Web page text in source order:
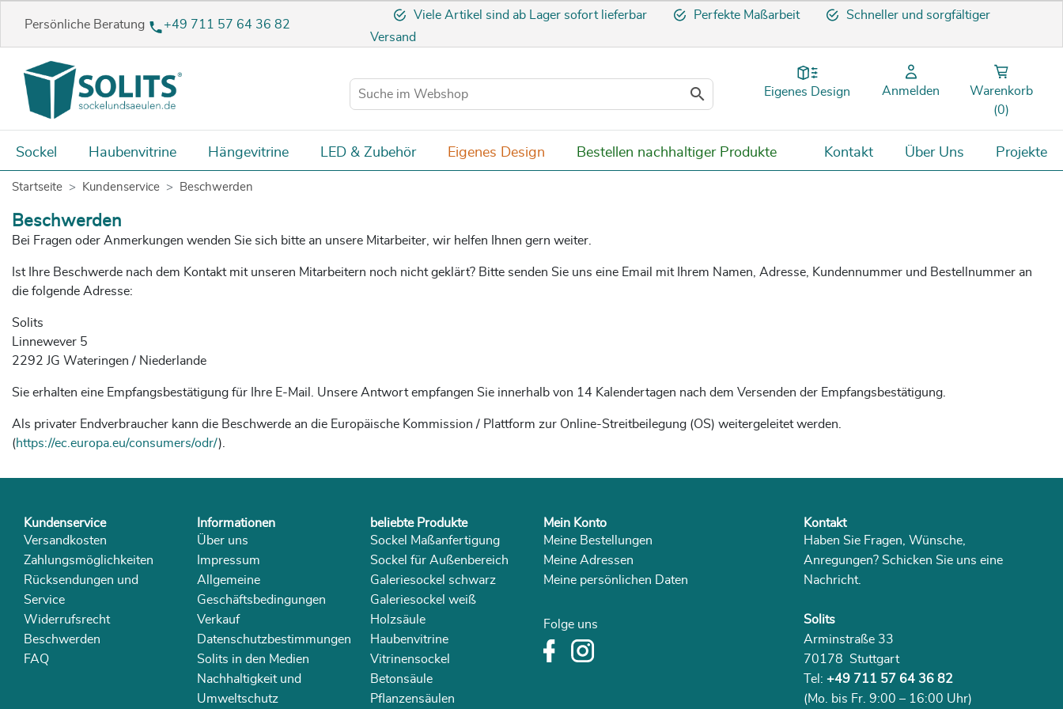
Persönliche Beratung +49 711 57 64 36 82
Viele Artikel sind ab Lager sofort lieferbar Perfekte Maßarbeit
Schneller und sorgfältiger
Versand
 Eigenes Design Anmelden
Warenkorb
(0)
Sockel Haubenvitrine Hängevitrine LED & Zubehör Eigenes Design Projekte
Über Uns
Kontakt
Bestellen nachhaltiger Produkte
Startseite Kundenservice Beschwerden
Beschwerden
Bei Fragen oder Anmerkungen wenden Sie sich bitte an unsere Mitarbeiter, wir helfen Ihnen gern weiter.
Ist Ihre Beschwerde nach dem Kontakt mit unseren Mitarbeitern noch nicht geklärt? Bitte senden Sie uns eine Email mit Ihrem Namen, Adresse, Kundennummer und Bestellnummer an
die folgende Adresse:
Solits
Linnewever 5
2292 JG Wateringen / Niederlande
Sie erhalten eine Empfangsbestätigung für Ihre E-Mail. Unsere Antwort empfangen Sie innerhalb von 14 Kalendertagen nach dem Versenden der Empfangsbestätigung.
Als privater Endverbraucher kann die Beschwerde an die Europäische Kommission / Plattform zur Online-Streitbeilegung (OS) weitergeleitet werden.
(https://ec.europa.eu/consumers/odr/).
Kundenservice
Versandkosten
Zahlungsmöglichkeiten
Rücksendungen und
Service
Widerrufsrecht
Beschwerden
FAQ
Informationen
Über uns
Impressum
Allgemeine
Geschäftsbedingungen
Verkauf
Datenschutzbestimmungen
Solits in den Medien
Nachhaltigkeit und
Umweltschutz
beliebte Produkte
Sockel Maßanfertigung
Sockel für Außenbereich
Galeriesockel schwarz
Galeriesockel weiß
Holzsäule
Haubenvitrine
Vitrinensockel
Betonsäule
Pflanzensäulen
Mein Konto
Meine Bestellungen
Meine Adressen
Meine persönlichen Daten
Folge uns
Kontakt
Haben Sie Fragen, Wünsche,
Anregungen? Schicken Sie uns eine
Nachricht.
Solits
Arminstraße 33
70178 Stuttgart
Tel: +49 711 57 64 36 82
(Mo. bis Fr. 9:00 – 16:00 Uhr)